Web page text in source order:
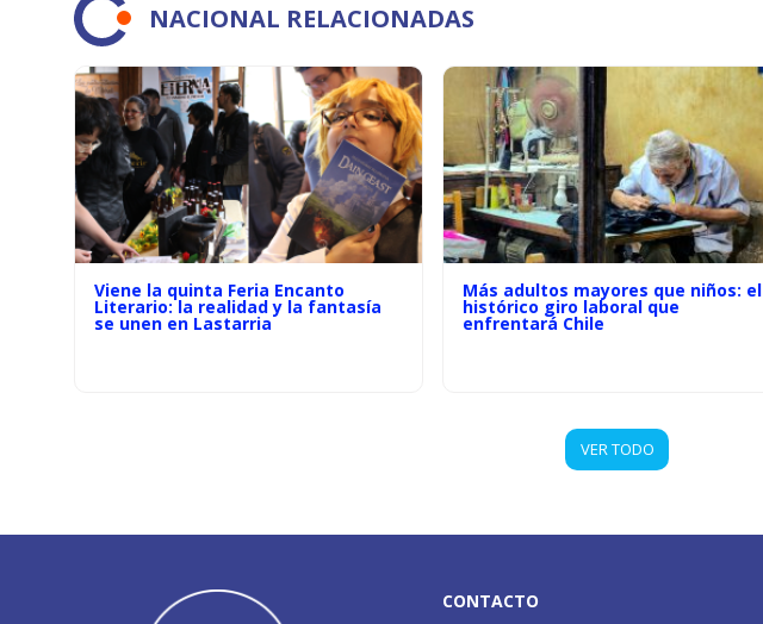
NACIONAL RELACIONADAS
Viene la quinta Feria Encanto
Literario: la realidad y la fantasía
se unen en Lastarria
Más adultos mayores que niños: el
histórico giro laboral que
enfrentará Chile
VER TODO
CONTACTO